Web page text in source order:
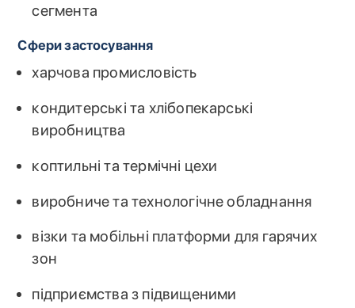
сегмента
Сфери застосування
харчова промисловість
кондитерські та хлібопекарські
виробництва
коптильні та термічні цехи
виробниче та технологічне обладнання
візки та мобільні платформи для гарячих
зон
підприємства з підвищеними